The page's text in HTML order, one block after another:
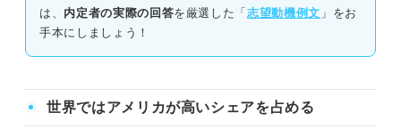
は、 内定者の実際の回答を厳選した「志望動機例文 」をお
手本にしましょう！
世界ではアメリカが高いシェアを占める